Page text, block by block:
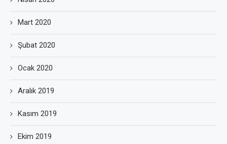
Mart 2020
Şubat 2020
Ocak 2020
Aralık 2019
Kasım 2019
Ekim 2019